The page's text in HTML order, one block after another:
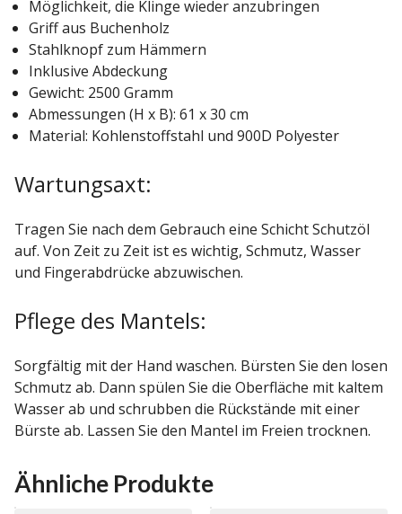
Möglichkeit, die Klinge wieder anzubringen
Griff aus Buchenholz
Stahlknopf zum Hämmern
Inklusive Abdeckung
Gewicht: 2500 Gramm
Abmessungen (H x B): 61 x 30 cm
Material: Kohlenstoffstahl und 900D Polyester
Wartungsaxt:
Tragen Sie nach dem Gebrauch eine Schicht Schutzöl
auf. Von Zeit zu Zeit ist es wichtig, Schmutz, Wasser
und Fingerabdrücke abzuwischen.
Pflege des Mantels:
Sorgfältig mit der Hand waschen. Bürsten Sie den losen
Schmutz ab. Dann spülen Sie die Oberfläche mit kaltem
Wasser ab und schrubben die Rückstände mit einer
Bürste ab. Lassen Sie den Mantel im Freien trocknen.
Ähnliche Produkte